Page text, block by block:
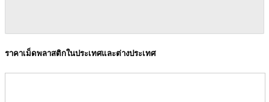
ราคาเม็ดพลาสติกในประเทศและต่างประเทศ